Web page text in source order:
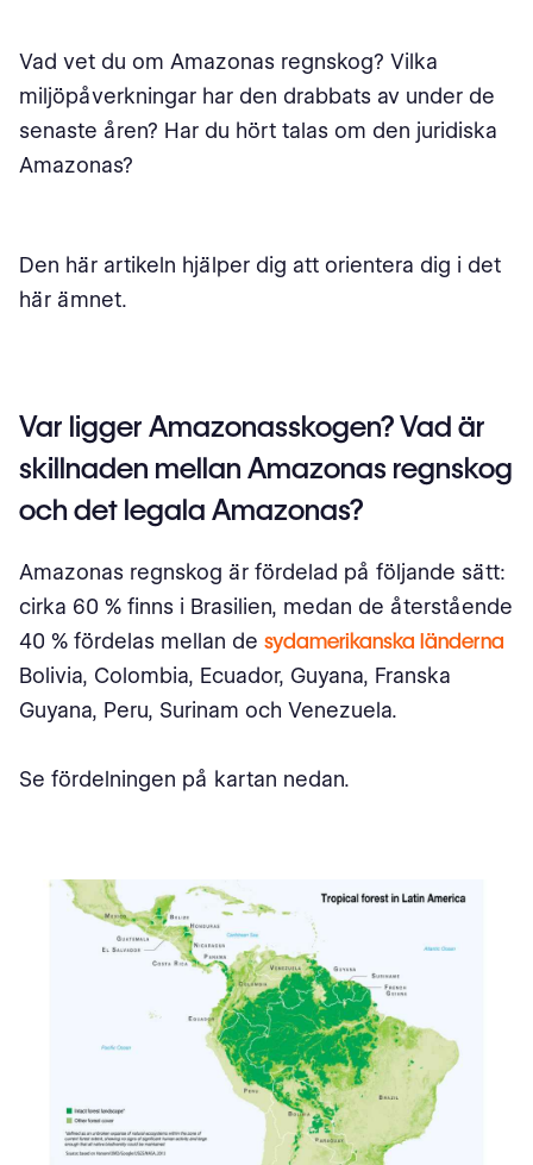
Vad vet du om Amazonas regnskog? Vilka
miljöpåverkningar har den drabbats av under de
senaste åren? Har du hört talas om den juridiska
Amazonas?
Den här artikeln hjälper dig att orientera dig i det
här ämnet.
Var ligger Amazonasskogen? Vad är
skillnaden mellan Amazonas regnskog
och det legala Amazonas?
Amazonas regnskog är fördelad på följande sätt:
cirka 60 % finns i Brasilien, medan de återstående
40 % fördelas mellan de sydamerikanska länderna
Bolivia, Colombia, Ecuador, Guyana, Franska
Guyana, Peru, Surinam och Venezuela.
Se fördelningen på kartan nedan.